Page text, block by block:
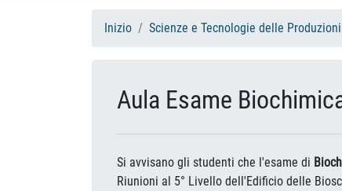
Inizio Scienze e Tecnologie delle
Aula Esame
Si avvisano gli studenti che l'esame di
Riunioni al 5° Livello dell'Edificio delle